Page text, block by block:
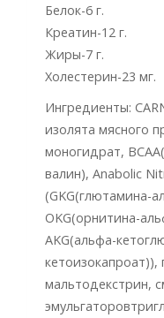
Белок-6 г.
Креатин-12 г.
Жиры-7 г.
Холестерин-23 мг.
Ингредиенты:
изолята мясного
моногидрат,
валин), Anabolic
(GKG(глютамина-
OKG(орнитина-
AKG(альфа-
мальтодекстрин,